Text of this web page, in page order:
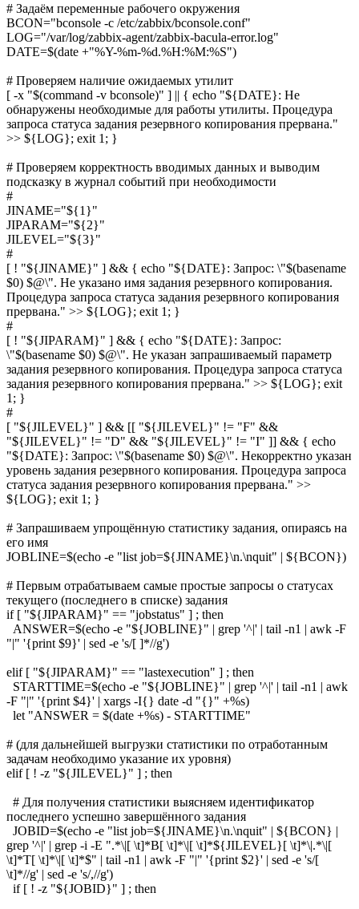
# Задаём переменные рабочего окружения
BCON="bconsole -c /etc/zabbix/bconsole.conf"
LOG="/var/log/zabbix-agent/zabbix-bacula-error.log"
DATE=$(date +"%Y-%m-%d.%H:%M:%S")
# Проверяем наличие ожидаемых утилит
[ -x "$(command -v bconsole)" ] || { echo "${DATE}: Не
обнаружены необходимые для работы утилиты. Процедура
запроса статуса задания резервного копирования прервана."
>> ${LOG}; exit 1; }
# Проверяем корректность вводимых данных и выводим
подсказку в журнал событий при необходимости
#
JINAME="${1}"
JIPARAM="${2}"
JILEVEL="${3}"
#
[ ! "${JINAME}" ] && { echo "${DATE}: Запрос: \"$(basename
$0) $@\". Не указано имя задания резервного копирования.
Процедура запроса статуса задания резервного копирования
прервана." >> ${LOG}; exit 1; }
#
[ ! "${JIPARAM}" ] && { echo "${DATE}: Запрос:
\"$(basename $0) $@\". Не указан запрашиваемый параметр
задания резервного копирования. Процедура запроса статуса
задания резервного копирования прервана." >> ${LOG}; exit
1; }
#
[ "${JILEVEL}" ] && [[ "${JILEVEL}" != "F" &&
"${JILEVEL}" != "D" && "${JILEVEL}" != "I" ]] && { echo
"${DATE}: Запрос: \"$(basename $0) $@\". Некорректно указан
уровень задания резервного копирования. Процедура запроса
статуса задания резервного копирования прервана." >>
${LOG}; exit 1; }
# Запрашиваем упрощённую статистику задания, опираясь на
его имя
JOBLINE=$(echo -e "list job=${JINAME}\n.\nquit" | ${BCON})
# Первым отрабатываем самые простые запросы о статусах
текущего (последнего в списке) задания
if [ "${JIPARAM}" == "jobstatus" ] ; then
ANSWER=$(echo -e "${JOBLINE}" | grep '^|' | tail -n1 | awk -F
"|" '{print $9}' | sed -e 's/[ ]*//g')
elif [ "${JIPARAM}" == "lastexecution" ] ; then
STARTTIME=$(echo -e "${JOBLINE}" | grep '^|' | tail -n1 | awk
-F "|" '{print $4}' | xargs -I{} date -d "{}" +%s)
let "ANSWER = $(date +%s) - STARTTIME"
# (для дальнейшей выгрузки статистики по отработанным
задачам необходимо указание их уровня)
elif [ ! -z "${JILEVEL}" ] ; then
# Для получения статистики выясняем идентификатор
последнего успешно завершённого задания
JOBID=$(echo -e "list job=${JINAME}\n.\nquit" | ${BCON} |
grep '^|' | grep -i -E ".*\|[ \t]*B[ \t]*\|[ \t]*${JILEVEL}[ \t]*\|.*\|[
\t]*T[ \t]*\|[ \t]*$" | tail -n1 | awk -F "|" '{print $2}' | sed -e 's/[
\t]*//g' | sed -e 's/,//g')
if [ ! -z "${JOBID}" ] ; then